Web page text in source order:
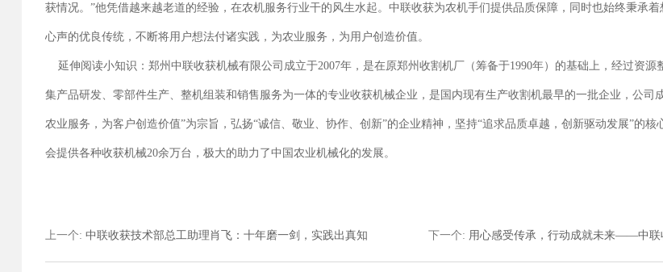
获情况。”他凭借越来越老道的经验，在农机服务行业干的风生水起。中联收获为农机手们提供品质保障，同时也始终秉承
心声的优良传统，不断将用户想法付诸实践，为农业服务，为用户创造价值。
延伸阅读小知识：郑州中联收获机械有限公司成立于2007年，是在原郑州收割机厂（筹备于1990年）的基础上，经过资源
集产品研发、零部件生产、整机组装和销售服务为一体的专业收获机械企业，是国内现有生产收割机最早的一批企业，公司
农业服务，为客户创造价值”为宗旨，弘扬“诚信、敬业、协作、创新”的企业精神，坚持“追求品质卓越，创新驱动发展”的核
会提供各种收获机械20余万台，极大的助力了中国农业机械化的发展。
上一个: 中联收获技术部总工助理肖飞：十年磨一剑，实践出真知 下一个: 用心感受传承，行动成就未来——中联